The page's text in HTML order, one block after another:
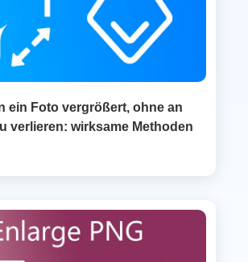
ein Foto vergrößert, ohne an
verlieren: wirksame Methoden